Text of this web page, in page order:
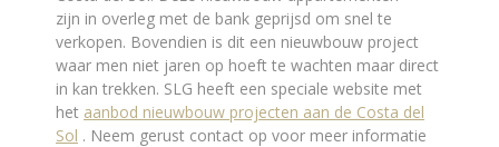
zijn in overleg met de bank geprijsd om snel te
verkopen. Bovendien is dit een nieuwbouw project
waar men niet jaren op hoeft te wachten maar direct
in kan trekken. SLG heeft een speciale website met
het aanbod nieuwbouw projecten aan de Costa del
Sol . Neem gerust contact op voor meer informatie